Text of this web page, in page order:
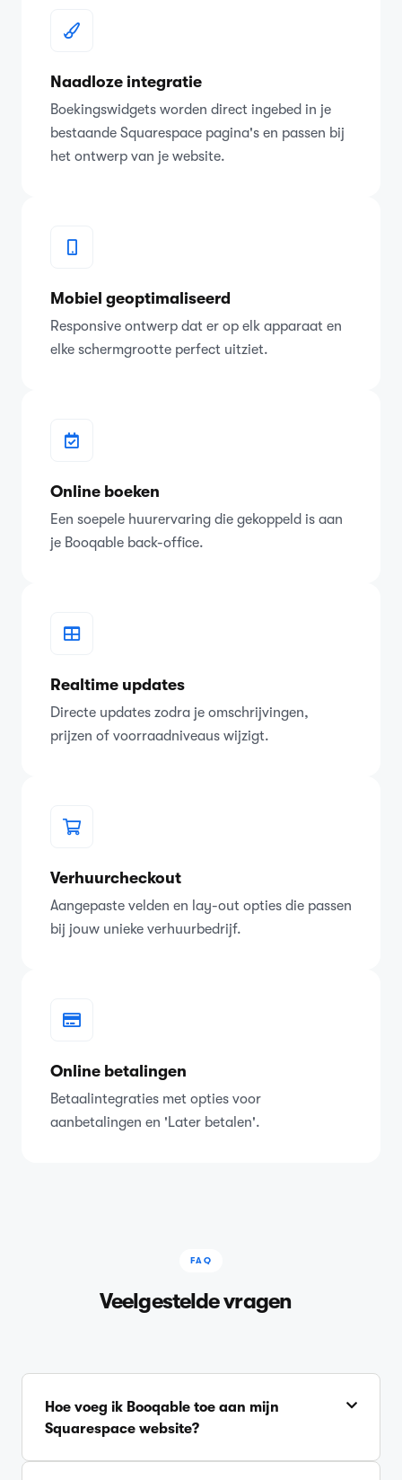
Naadloze integratie
Boekingswidgets worden direct ingebed in je
bestaande Squarespace pagina's en passen bij
het ontwerp van je website.
Mobiel geoptimaliseerd
Responsive ontwerp dat er op elk apparaat en
elke schermgrootte perfect uitziet.
Online boeken
Een soepele huurervaring die gekoppeld is aan
je Booqable back-office.
Realtime updates
Directe updates zodra je omschrijvingen,
prijzen of voorraadniveaus wijzigt.
Verhuurcheckout
Aangepaste velden en lay-out opties die passen
bij jouw unieke verhuurbedrijf.
Online betalingen
Betaalintegraties met opties voor
aanbetalingen en 'Later betalen'.
FAQ
Veelgestelde vragen
Hoe voeg ik Booqable toe aan mijn
Squarespace website?